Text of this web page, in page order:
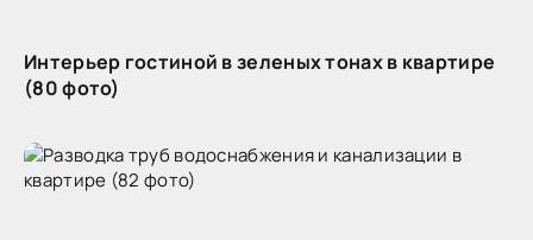
Интерьер гостиной в зеленых тонах в квартире
(80 фото)